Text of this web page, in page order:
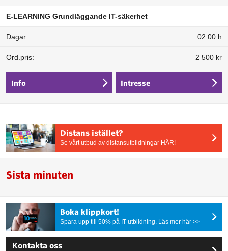
E-LEARNING Grundläggande IT-säkerhet
02:00 h
2 500 kr
Info Intresse
Distans istället?
Se vårt utbud av distansutbildningar HÄR!
Sista minuten
Boka klippkort!
Spara upp till 50% på IT-utbildning. Läs mer här >>
Kontakta oss